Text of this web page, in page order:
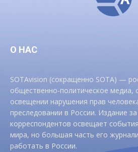
О НАС
SOTAvision (сокращенно SOTA) —
общественно-политическое медиа,
освещении нарушения прав
преследовании в России. Издание
корреспондентов освещает
мира, но большая часть его
работать в России.